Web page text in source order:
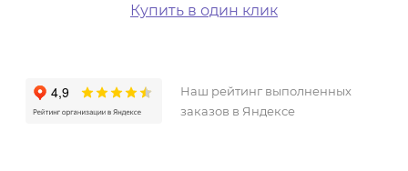
Купить в один клик
Наш рейтинг выполненных
заказов в Яндексе